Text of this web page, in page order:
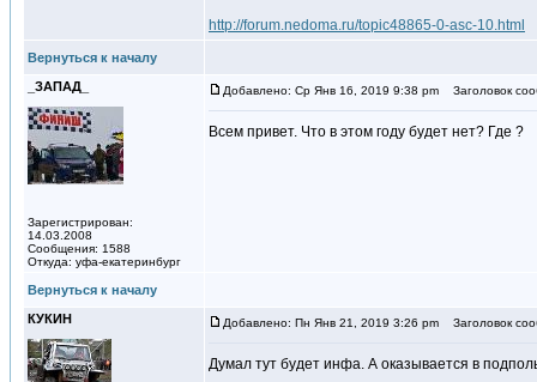
http://forum.nedoma.ru/topic48865-0-asc-10.html
Вернуться к началу
_ЗАПАД_
Зарегистрирован:
14.03.2008
Сообщения: 1588
Откуда: уфа-екатеринбург
Добавлено: Ср Янв 16, 2019 9:38 pm Заголовок
Всем привет. Что в этом году будет нет? Где ?
Вернуться к началу
КУКИН
Добавлено: Пн Янв 21, 2019 3:26 pm Заголовок
Думал тут будет инфа. А оказывается в